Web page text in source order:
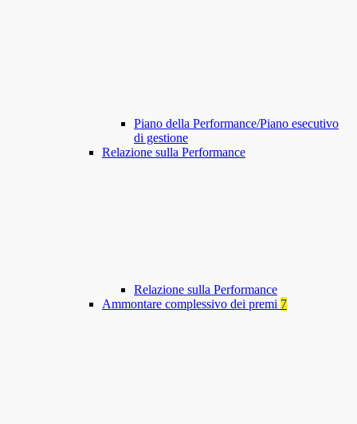
Piano della Performance/Piano esecutivo
di gestione
Relazione sulla Performance
Relazione sulla Performance
Ammontare complessivo dei premi 7